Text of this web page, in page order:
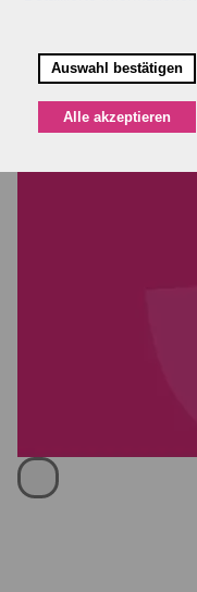
Auswahl bestätigen
Alle akzeptieren